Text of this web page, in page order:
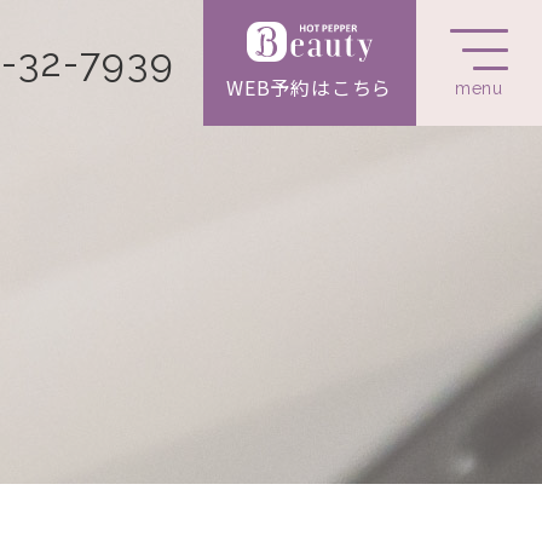
32-7939
WEB予約はこちら menu